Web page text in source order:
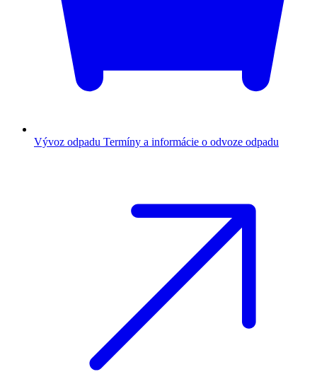
Vývoz odpadu Termíny a informácie o odvoze odpadu